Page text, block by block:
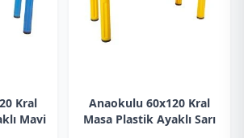
Kral
Mavi
Anaokulu 60x120 Kral
Masa Plastik Ayaklı Sarı